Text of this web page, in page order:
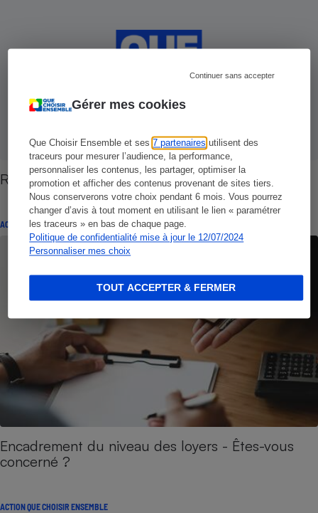
Gérer mes cookies
Que Choisir Ensemble et ses7 partenaires utilisent des
traceurs pour mesurer l’audience, la performance,
personnaliser les contenus, les partager, optimiser la
promotion et afficher des contenus provenant de sites tiers.
Nous conserverons votre choix pendant 6 mois. Vous pourrez
changer d’avis à tout moment en utilisant le lien « paramétrer
les traceurs » en bas de chaque page.
Politique de confidentialité mise à jour le 12/07/2024
Personnaliser mes choix
Continuer sans accepter
TOUT ACCEPTER & FERMER
Révision des loyers - Les règles
ACTUALITÉ
Encadrement du niveau des loyers - Êtes-vous
concerné ?
ACTION QUE CHOISIR ENSEMBLE